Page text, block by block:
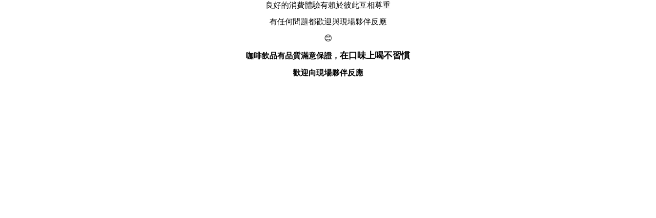
良好的消費體驗有賴於彼此互相尊重
有任何問題都歡迎與現場夥伴反應
😊
咖啡飲品有品質滿意保證， 在口味上喝不習慣
歡迎向現場夥伴反應